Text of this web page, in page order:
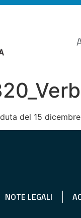
del 15
NOTE LEGALI